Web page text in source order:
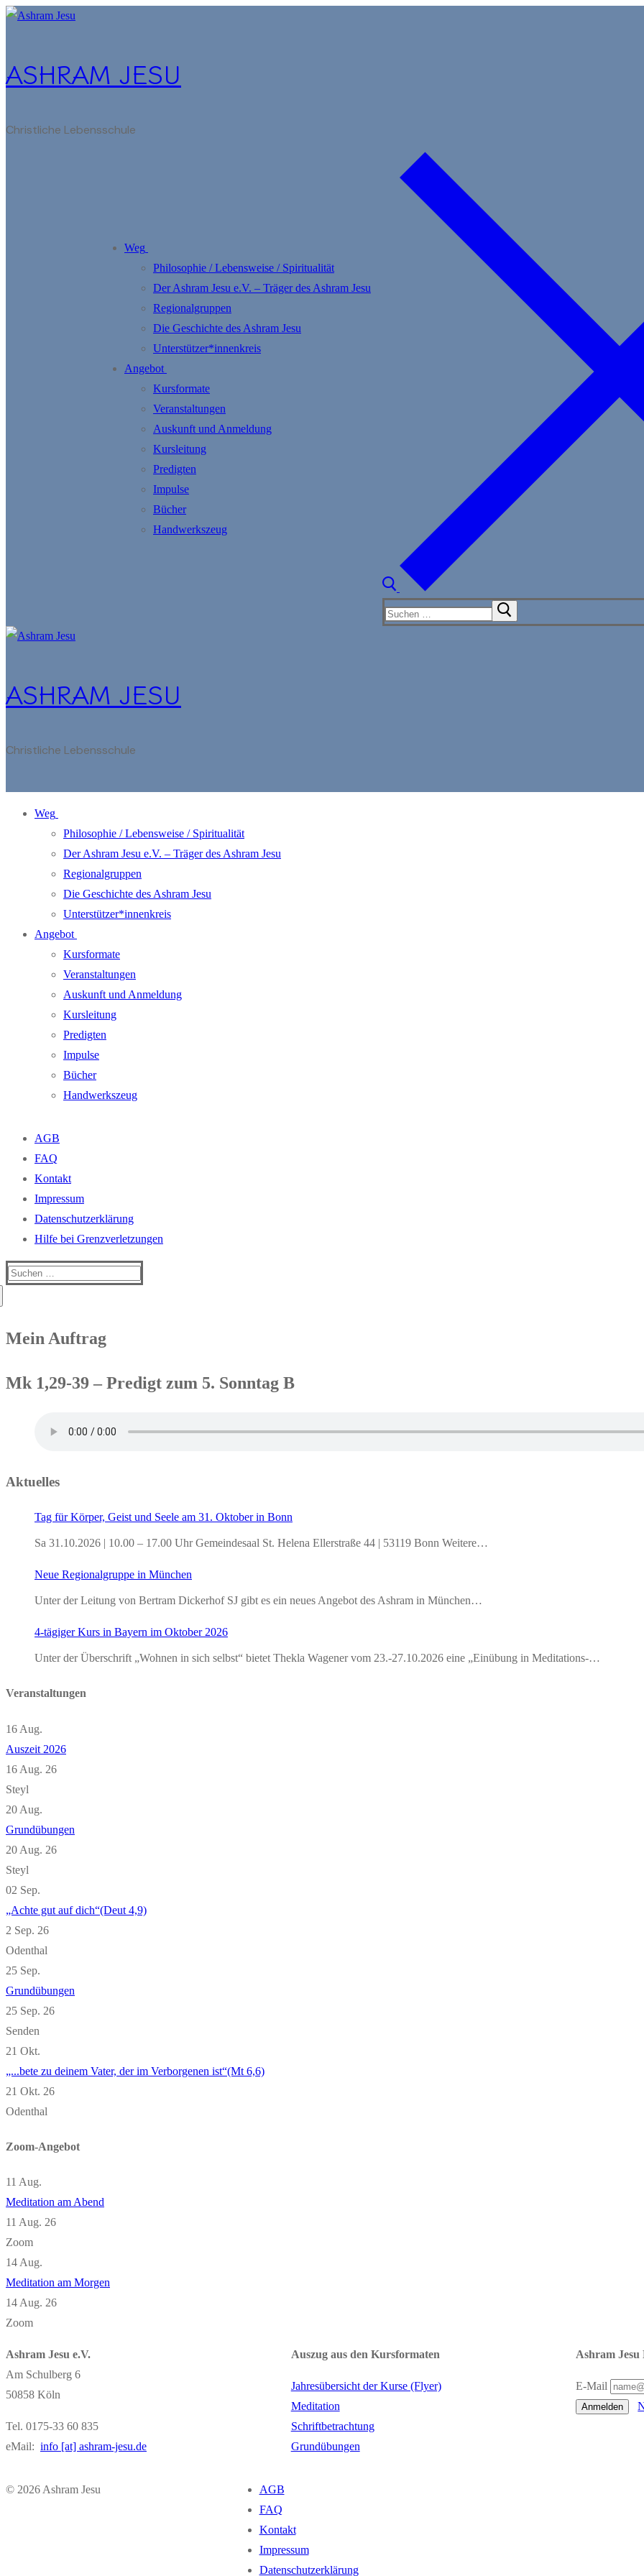
Zum
Menü
Schließen
ASHRAM JESU
Christliche Lebensschule
Weg
Philosophie / Lebensweise / Spiritualität
Der Ashram Jesu e.V. – Träger des Ashram Jesu
Regionalgruppen
Die Geschichte des Ashram Jesu
Unterstützer*innenkreis
Angebot
Kursformate
Veranstaltungen
Auskunft und Anmeldung
Kursleitung
Predigten
Impulse
Bücher
Handwerkszeug
Suchen
nach:
ASHRAM JESU
Christliche Lebensschule
Weg
Philosophie / Lebensweise / Spiritualität
Der Ashram Jesu e.V. – Träger des Ashram Jesu
Regionalgruppen
Die Geschichte des Ashram Jesu
Unterstützer*innenkreis
Angebot
Kursformate
Veranstaltungen
Auskunft und Anmeldung
Kursleitung
Predigten
Impulse
Bücher
Handwerkszeug
AGB
FAQ
Kontakt
Impressum
Datenschutzerklärung
Hilfe bei Grenzverletzungen
Suchen
Mein Auftrag
Mk 1,29-39 – Predigt zum 5. Sonntag B
Aktuelles
Tag für Körper, Geist und Seele am 31. Oktober in Bonn
Sa 31.10.2026 | 10.00 – 17.00 Uhr Gemeindesaal St. Helena Ellerstraße 44 | 53119 Bonn Weitere…
Neue Regionalgruppe in München
Unter der Leitung von Bertram Dickerhof SJ gibt es ein neues Angebot des Ashram in München…
4-tägiger Kurs in Bayern im Oktober 2026
Unter der Überschrift „Wohnen in sich selbst“ bietet Thekla Wagener vom 23.-27.10.2026 eine „Einübung in Meditations-…
Veranstaltungen
16 Aug.
Auszeit 2026
16 Aug. 26
Steyl
20 Aug.
Grundübungen
20 Aug. 26
Steyl
02 Sep.
„Achte gut auf dich“(Deut 4,9)
2 Sep. 26
Odenthal
25 Sep.
Grundübungen
25 Sep. 26
Senden
21 Okt.
„...bete zu deinem Vater, der im Verborgenen ist“(Mt 6,6)
21 Okt. 26
Odenthal
Zoom-Angebot
11 Aug.
Meditation am Abend
11 Aug. 26
Zoom
14 Aug.
Meditation am Morgen
14 Aug. 26
Zoom
Ashram Jesu e.V.
Am Schulberg 6
50858 Köln
Tel. 0175-33 60 835
eMail: info [at] ashram-jesu.de
Auszug aus den Kursformaten
Jahresübersicht der Kurse (Flyer)
Meditation
Schriftbetrachtung
Grundübungen
Ashram Jesu
E-Mail
Anmelden
© 2026 Ashram Jesu
AGB
FAQ
Kontakt
Impressum
Datenschutzerklärung